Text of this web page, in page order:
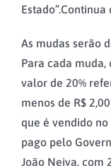
As mudas serão
Para cada
valor de 20%
menos de R$
que é vendido
pago pelo
João Neiva, com